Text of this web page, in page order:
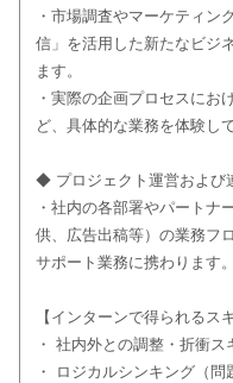
・市場調査やマーケティン
信」を活用した新たなビジ
ます。
・実際の企画プロセスにお
ど、具体的な業務を体験し
◆ プロジェクト運営および
・社内の各部署やパートナ
供、広告出稿等）の業務フ
サポート業務に携わります。
【インターンで得られるスキ
・ 社内外との調整・折衝ス
・ ロジカルシンキング（問